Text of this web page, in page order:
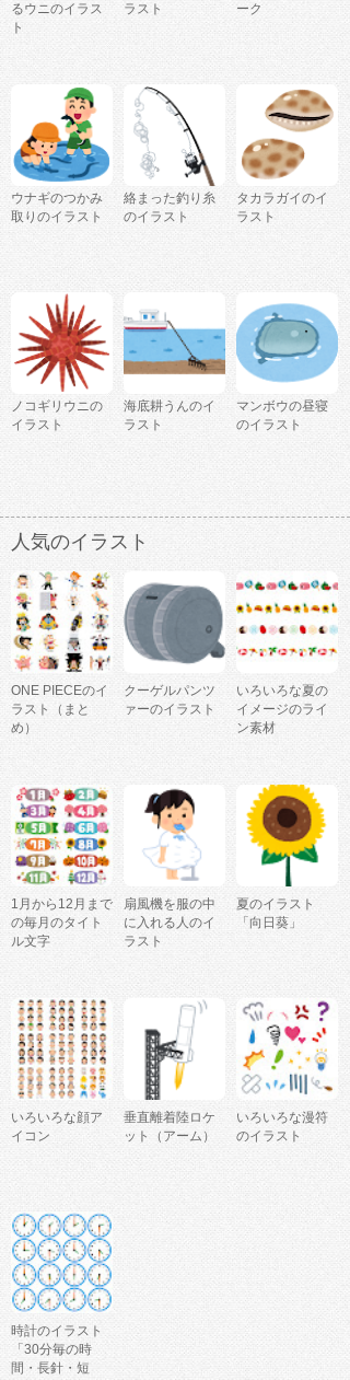
るウニのイラス
ト
ラスト
ーク
ウナギのつかみ
取りのイラスト
絡まった釣り糸
のイラスト
タカラガイのイ
ラスト
ノコギリウニの
イラスト
海底耕うんのイ
ラスト
マンボウの昼寝
のイラスト
人気のイラスト
ONE PIECEのイ
ラスト（まと
め）
クーゲルパンツ
ァーのイラスト
いろいろな夏の
イメージのライ
ン素材
1月から12月まで
の毎月のタイト
ル文字
扇風機を服の中
に入れる人のイ
ラスト
夏のイラスト
「向日葵」
いろいろな顔ア
イコン
垂直離着陸ロケ
ット（アーム）
いろいろな漫符
のイラスト
時計のイラスト
「30分毎の時
間・長針・短